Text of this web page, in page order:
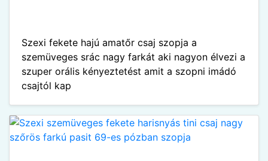
Szexi fekete hajú amatőr csaj szopja a
szemüveges srác nagy farkát aki nagyon élvezi a
szuper orális kényeztetést amit a szopni imádó
csajtól kap